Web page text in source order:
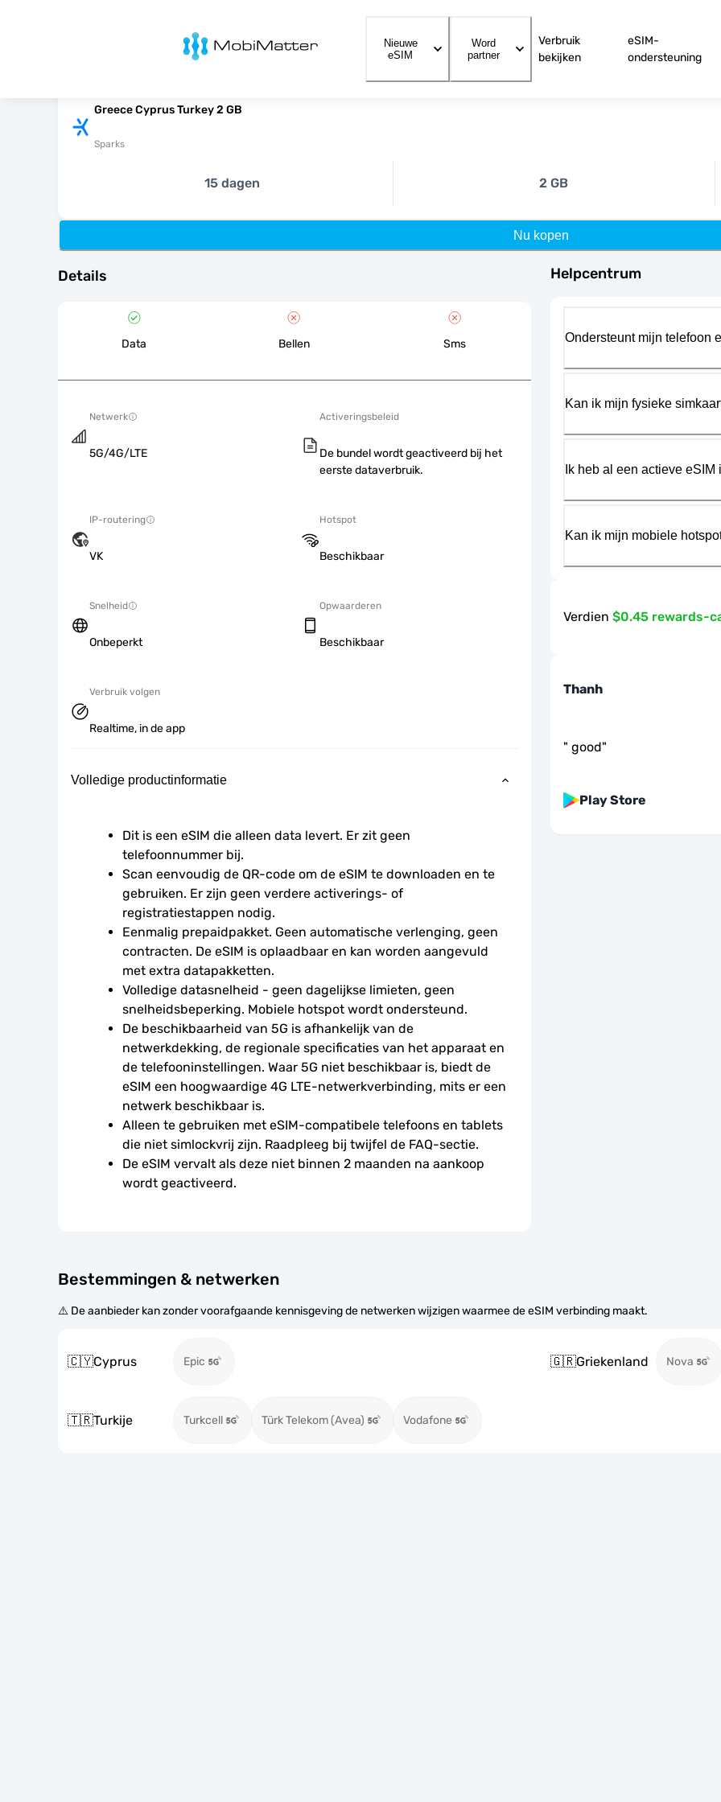
MobiMatter
Nieuwe
eSIM
Word
partner
Verbruik
bekijken
eSIM-
ondersteuning
Greece Cyprus Turkey 2 GB
Sparks
15 dagen 2 GB
Nu kopen
Details
Data Bellen Sms
Netwerk
5G/4G/LTE
Activeringsbeleid
De bundel wordt geactiveerd bij het
eerste dataverbruik.
IP-routering
VK
Hotspot
Beschikbaar
Snelheid
Onbeperkt
Opwaarderen
Beschikbaar
Verbruik volgen
Realtime, in de app
Volledige productinformatie
Dit is een eSIM die alleen data levert. Er zit geen
telefoonnummer bij.
Scan eenvoudig de QR-code om de eSIM te downloaden en te
gebruiken. Er zijn geen verdere activerings- of
registratiestappen nodig.
Eenmalig prepaidpakket. Geen automatische verlenging, geen
contracten. De eSIM is oplaadbaar en kan worden aangevuld
met extra datapakketten.
Volledige datasnelheid - geen dagelijkse limieten, geen
snelheidsbeperking. Mobiele hotspot wordt ondersteund.
De beschikbaarheid van 5G is afhankelijk van de
netwerkdekking, de regionale specificaties van het apparaat en
de telefooninstellingen. Waar 5G niet beschikbaar is, biedt de
eSIM een hoogwaardige 4G LTE-netwerkverbinding, mits er een
netwerk beschikbaar is.
Alleen te gebruiken met eSIM-compatibele telefoons en tablets
die niet simlockvrij zijn. Raadpleeg bij twijfel de FAQ-sectie.
De eSIM vervalt als deze niet binnen 2 maanden na aankoop
wordt geactiveerd.
Bestemmingen & netwerken
⚠️ De aanbieder kan zonder voorafgaande kennisgeving de netwerken wijzigen waarmee de eSIM verbinding maakt.
🇨🇾Cyprus Epic 🇬🇷Griekenland Nova
🇹🇷Turkije Turkcell Türk Telekom (Avea) Vodafone
Helpcentrum
Ondersteunt mijn telefoon
Kan ik mijn fysieke
Ik heb al een actieve
Kan ik mijn mobiele
Verdien $0.45 rewards-
Thanh
" good"
Play Store